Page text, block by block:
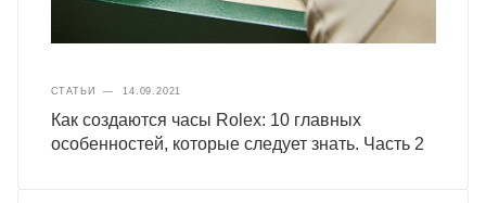
СТАТЬИ — 14.09.2021
Как создаются часы Rolex: 10 главных
особенностей, которые следует знать. Часть 2